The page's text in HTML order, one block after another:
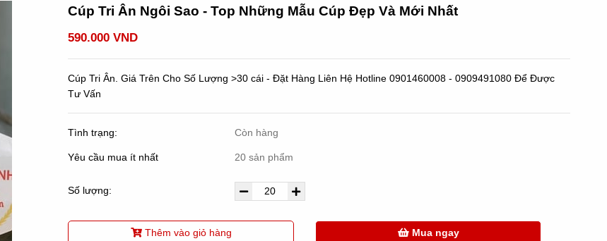
Cúp Tri Ân Ngôi Sao - Top Những Mẫu Cúp Đẹp Và Mới Nhất
590.000 VND
Cúp Tri Ân. Giá Trên Cho Số Lượng >30 cái - Đặt Hàng Liên Hệ Hotline 0901460008 - 0909491080 Để Được
Tư Vấn
Tình trạng: Còn hàng
Yêu cầu mua ít nhất 20 sản phẩm
Số lượng:
Thêm vào giỏ hàng Mua ngay